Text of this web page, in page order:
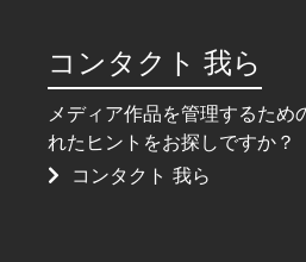
コンタクト 我ら
メディア作品を管理するため
れたヒントをお探しですか？
コンタクト 我ら